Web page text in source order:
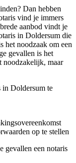
Dan hebben
vind je immers
aanbod vindt je
in Doldersum die
het noodzaak om een
gevallen is het
noodzakelijk, maar
in Doldersum te
op te stellen
gevallen een notaris